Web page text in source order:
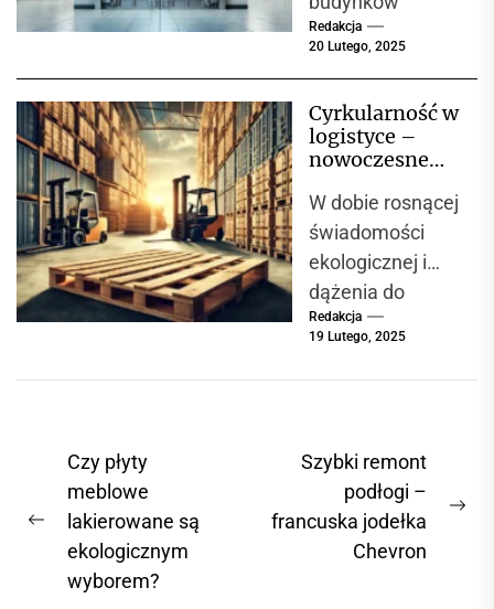
przemysłowych,
także
pomieszczeń
publicznej. Ich
głównym
zadaniem jest
zapewnienie...
Redakcja
20 Lutego, 2025
Cyrkularność w
logistyce –
nowoczesne
gospodarki
paletowej
W dobie rosnącej
świadomości
ekologicznej i
dążenia do
zrównoważoneg
branża
poszukuje
rozwiązań
minimalizujących
swój wpływ na
Redakcja
19 Lutego, 2025
w
Czy płyty
meblowe
lakierowane są
ekologicznym
wyborem?
Szybki remont
podłogi –
francuska jodełka
Chevron